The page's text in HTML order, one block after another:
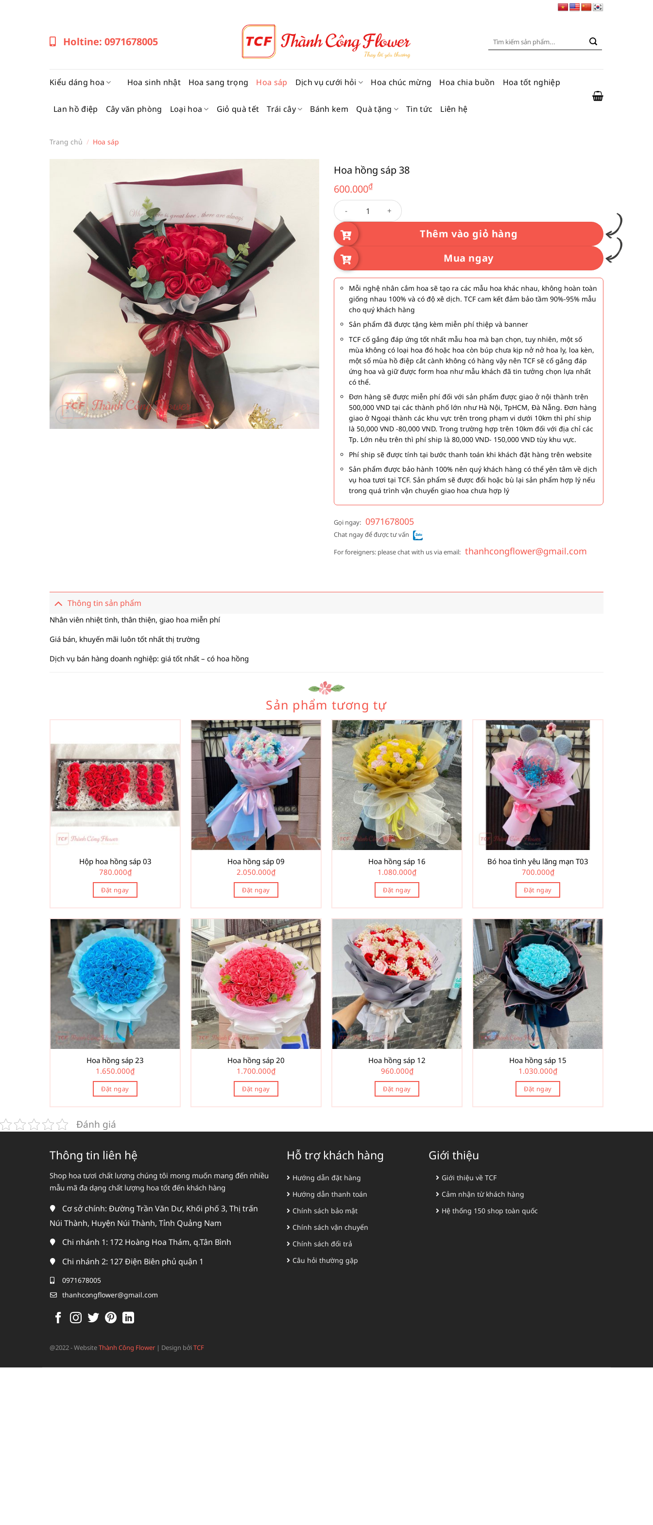
Holtine: 0971678005
Tìm
Kiểu dáng hoa Hoa sinh nhật Hoa sang trọng Hoa sáp Dịch vụ cưới hỏi Hoa chúc mừng Hoa chia buồn Hoa tốt nghiệp
Lan hồ điệp Cây văn phòng Loại hoa Giỏ quà tết Trái cây Bánh kem Quà tặng Tin tức Liên hệ
Trang chủ / Hoa sáp
Hoa hồng sáp 38
600.000₫
Hoa hồng sáp 38 số lượng
Thêm vào giỏ hàng
Mua ngay
Mỗi nghệ nhân cắm hoa sẽ tạo ra các mẫu hoa khác nhau, không hoàn toàn
giống nhau 100% và có độ xê dịch. TCF cam kết đảm bảo tầm 90%-95% mẫu
cho quý khách hàng
Sản phẩm đã được tặng kèm miễn phí thiệp và banner
TCF cố gắng đáp ứng tốt nhất mẫu hoa mà bạn chọn, tuy nhiên, một số
mùa không có loại hoa đó hoặc hoa còn búp chưa kịp nở nở hoa ly, loa kèn,
một số mùa hồ điệp cắt cành không có hàng vậy nên TCF sẽ cố gắng đáp
ứng hoa và giữ được form hoa như mẫu khách đã tin tưởng chọn lựa nhất
có thể.
Đơn hàng sẽ được miễn phí đối với sản phẩm được giao ở nội thành trên
500,000 VND tại các thành phố lớn như Hà Nội, TpHCM, Đà Nẵng. Đơn hàng
giao ở Ngoại thành các khu vực trên trong phạm vi dưới 10km thì phí ship
là 50,000 VND -80,000 VND. Trong trường hợp trên 10km đối với địa chỉ các
Tp. Lớn nêu trên thì phí ship là 80,000 VND- 150,000 VND tùy khu vực.
Phí ship sẽ được tính tại bước thanh toán khi khách đặt hàng trên website
Sản phẩm được bảo hành 100% nên quý khách hàng có thể yên tâm về dịch
vụ hoa tươi tại TCF. Sản phẩm sẽ được đổi hoặc bù lại sản phẩm hợp lý nếu
trong quá trình vận chuyển giao hoa chưa hợp lý
Gọi ngay: 0971678005
Chat ngay để được tư vấn
For foreigners: please chat with us via email: thanhcongflower@gmail.com
Thông tin sản phẩm
Nhân viên nhiệt tình, thân thiện, giao hoa miễn phí
Giá bán, khuyến mãi luôn tốt nhất thị trường
Dịch vụ bán hàng doanh nghiệp: giá tốt nhất – có hoa hồng
Sản phẩm tương tự
Hộp hoa hồng sáp 03
780.000₫
Đặt ngay
Hoa hồng sáp 09
2.050.000₫
Đặt ngay
Hoa hồng sáp 16
1.080.000₫
Đặt ngay
Bó hoa tình yêu lãng mạn T03
700.000₫
Đặt ngay
Hoa hồng sáp 23
1.650.000₫
Đặt ngay
Hoa hồng sáp 20
1.700.000₫
Đặt ngay
Hoa hồng sáp 12
960.000₫
Đặt ngay
Hoa hồng sáp 15
1.030.000₫
Đặt ngay
Đánh giá
Thông tin liên hệ
Shop hoa tươi chất lượng chúng tôi mong muốn mang đến nhiều
mẫu mã đa dạng chất lượng hoa tốt đến khách hàng
Cơ sở chính: Đường Trần Văn Dư, Khối phố 3, Thị trấn
Núi Thành, Huyện Núi Thành, Tỉnh Quảng Nam
Chi nhánh 1: 172 Hoàng Hoa Thám, q.Tân Bình
Chi nhánh 2: 127 Điện Biên phủ quận 1
0971678005
thanhcongflower@gmail.com
Hỗ trợ khách hàng
Hướng dẫn đặt hàng
Hướng dẫn thanh toán
Chính sách bảo mật
Chính sách vận chuyển
Chính sách đổi trả
Câu hỏi thường gặp
Giới thiệu
Giới thiệu về TCF
Cảm nhận từ khách hàng
Hệ thống 150 shop toàn quốc
@2022 - WebsiteThành Công Flower | Design bởiTCF